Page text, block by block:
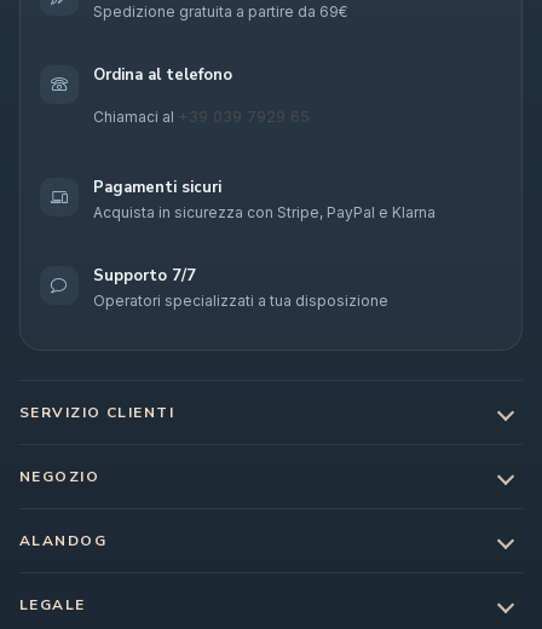
Spedizione gratuita a partire da 69€
Ordina al telefono
Chiamaci al +39 039 7929 65
Pagamenti sicuri
Acquista in sicurezza con Stripe, PayPal e Klarna
Supporto 7/7
Operatori specializzati a tua disposizione
SERVIZIO CLIENTI
NEGOZIO
ALANDOG
LEGALE